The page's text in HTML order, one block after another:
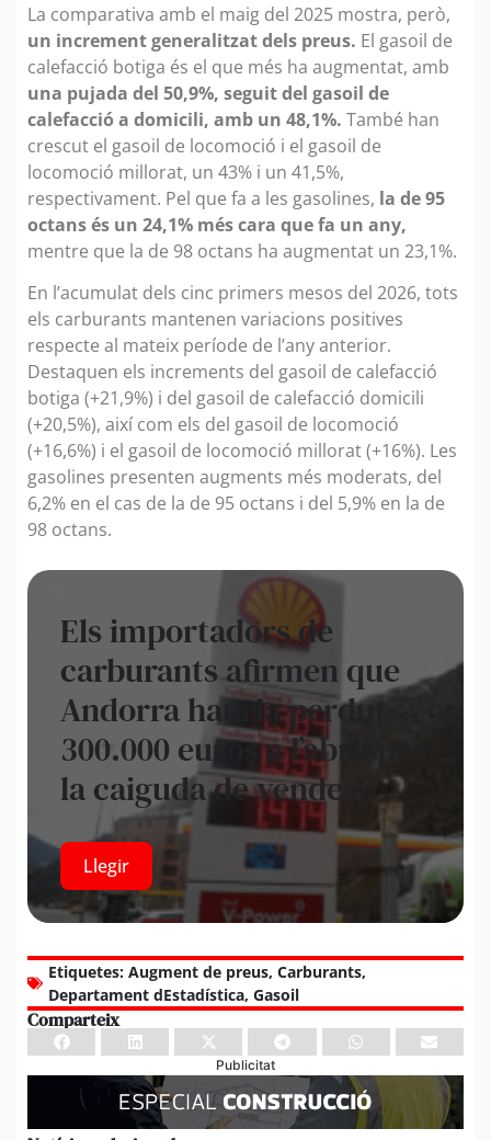
La comparativa amb el maig del 2025 mostra, però,
un increment generalitzat dels preus. El gasoil de
calefacció botiga és el que més ha augmentat, amb
una pujada del 50,9%, seguit del gasoil de
calefacció a domicili, amb un 48,1%. També han
crescut el gasoil de locomoció i el gasoil de
locomoció millorat, un 43% i un 41,5%,
respectivament. Pel que fa a les gasolines, la de 95
octans és un 24,1% més cara que fa un any,
mentre que la de 98 octans ha augmentat un 23,1%.
En l’acumulat dels cinc primers mesos del 2026, tots
els carburants mantenen variacions positives
respecte al mateix període de l’any anterior.
Destaquen els increments del gasoil de calefacció
botiga (+21,9%) i del gasoil de calefacció domicili
(+20,5%), així com els del gasoil de locomoció
(+16,6%) i el gasoil de locomoció millorat (+16%). Les
gasolines presenten augments més moderats, del
6,2% en el cas de la de 95 octans i del 5,9% en la de
98 octans.
Els importadors de
carburants afirmen que
Andorra hauria perdut
300.000 euros a l’abril per
la caiguda de vendes
Llegir
Etiquetes: Augment de preus, Carburants,
Departament dEstadística, Gasoil
Comparteix
Publicitat